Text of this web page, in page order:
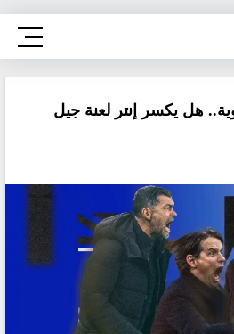
هل يكسر إنتر لعنة جيل